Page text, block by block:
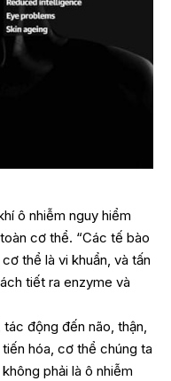
ô nhiễm nguy hiểm
cơ thể. “Các tế bào
thể là vi khuẩn, và tấn
tiết ra enzyme và
động đến não, thận,
hóa, cơ thể chúng ta
phải là ô nhiễm